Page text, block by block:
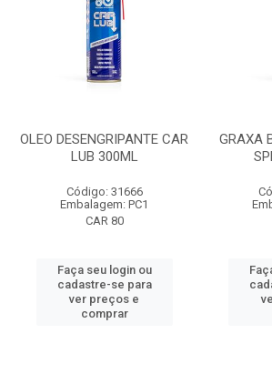
OLEO DESENGRIPANTE CAR
LUB 300ML
Código: 31666
Embalagem: PC1
CAR 80
Faça seu login ou
cadastre-se para
ver preços e
comprar
GRAXA